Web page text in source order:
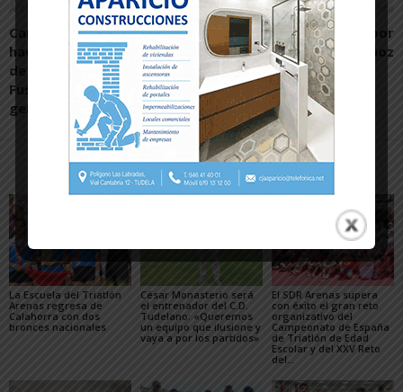
Artículo anterior
Carlos Sangüesa: «Lo que
hace especiales las Fiestas
de la Juventud de
Fustiñana es nuestra
gente»
Artículo siguiente
El día de la revelación, por
Carlos Muñoz
Artículos relacionados Más del autor
La Escuela del Triatlón
Arenas regresa de
Calahorra con dos
bronces nacionales
César Monasterio será
el entrenador del C.D.
Tudelano: «Queremos
un equipo que ilusione y
vaya a por los partidos»
El SDR Arenas supera
con éxito el gran reto
organizativo del
Campeonato de España
de Triatlón de Edad
Escolar y del XXV Reto
del...